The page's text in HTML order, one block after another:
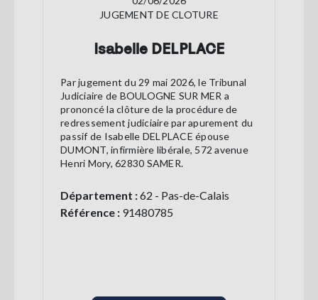
JUGEMENT DE CLOTURE
Isabelle DELPLACE
Par jugement du 29 mai 2026, le Tribunal
Judiciaire de BOULOGNE SUR MER a
prononcé la clôture de la procédure de
redressement judiciaire par apurement du
passif de Isabelle DELPLACE épouse
DUMONT, infirmière libérale, 572 avenue
Henri Mory, 62830 SAMER.
Département :62 - Pas-de-Calais
Référence : 91480785